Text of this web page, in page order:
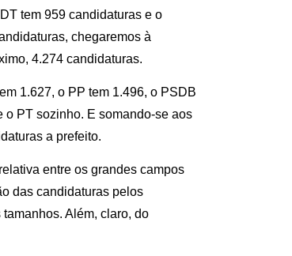
tem 959 candidaturas e o
chegaremos à
4.274 candidaturas.
1.627, o PP tem 1.496, o PSDB
o PT sozinho. E somando-se aos
a prefeito.
entre os grandes campos
das candidaturas pelos
Além, claro, do